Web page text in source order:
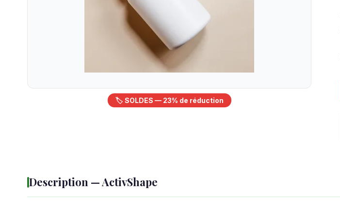
🏷️ SOLDES — 23% de réduction
Description — ActivShape